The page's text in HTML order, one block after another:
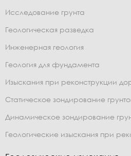
Исследование грунта
Геологическая разведка
Инженерная геология
Геология для фундамента
Изыскания при реконструкции
Статическое зондирование
Динамическое зондирование
Геологические изыскания при